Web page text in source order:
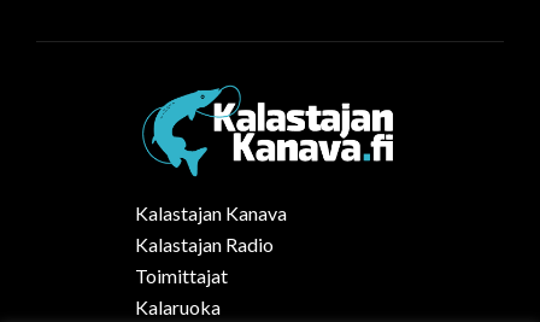
Kalastajan Kanava
Kalastajan Radio
Toimittajat
Kalaruoka